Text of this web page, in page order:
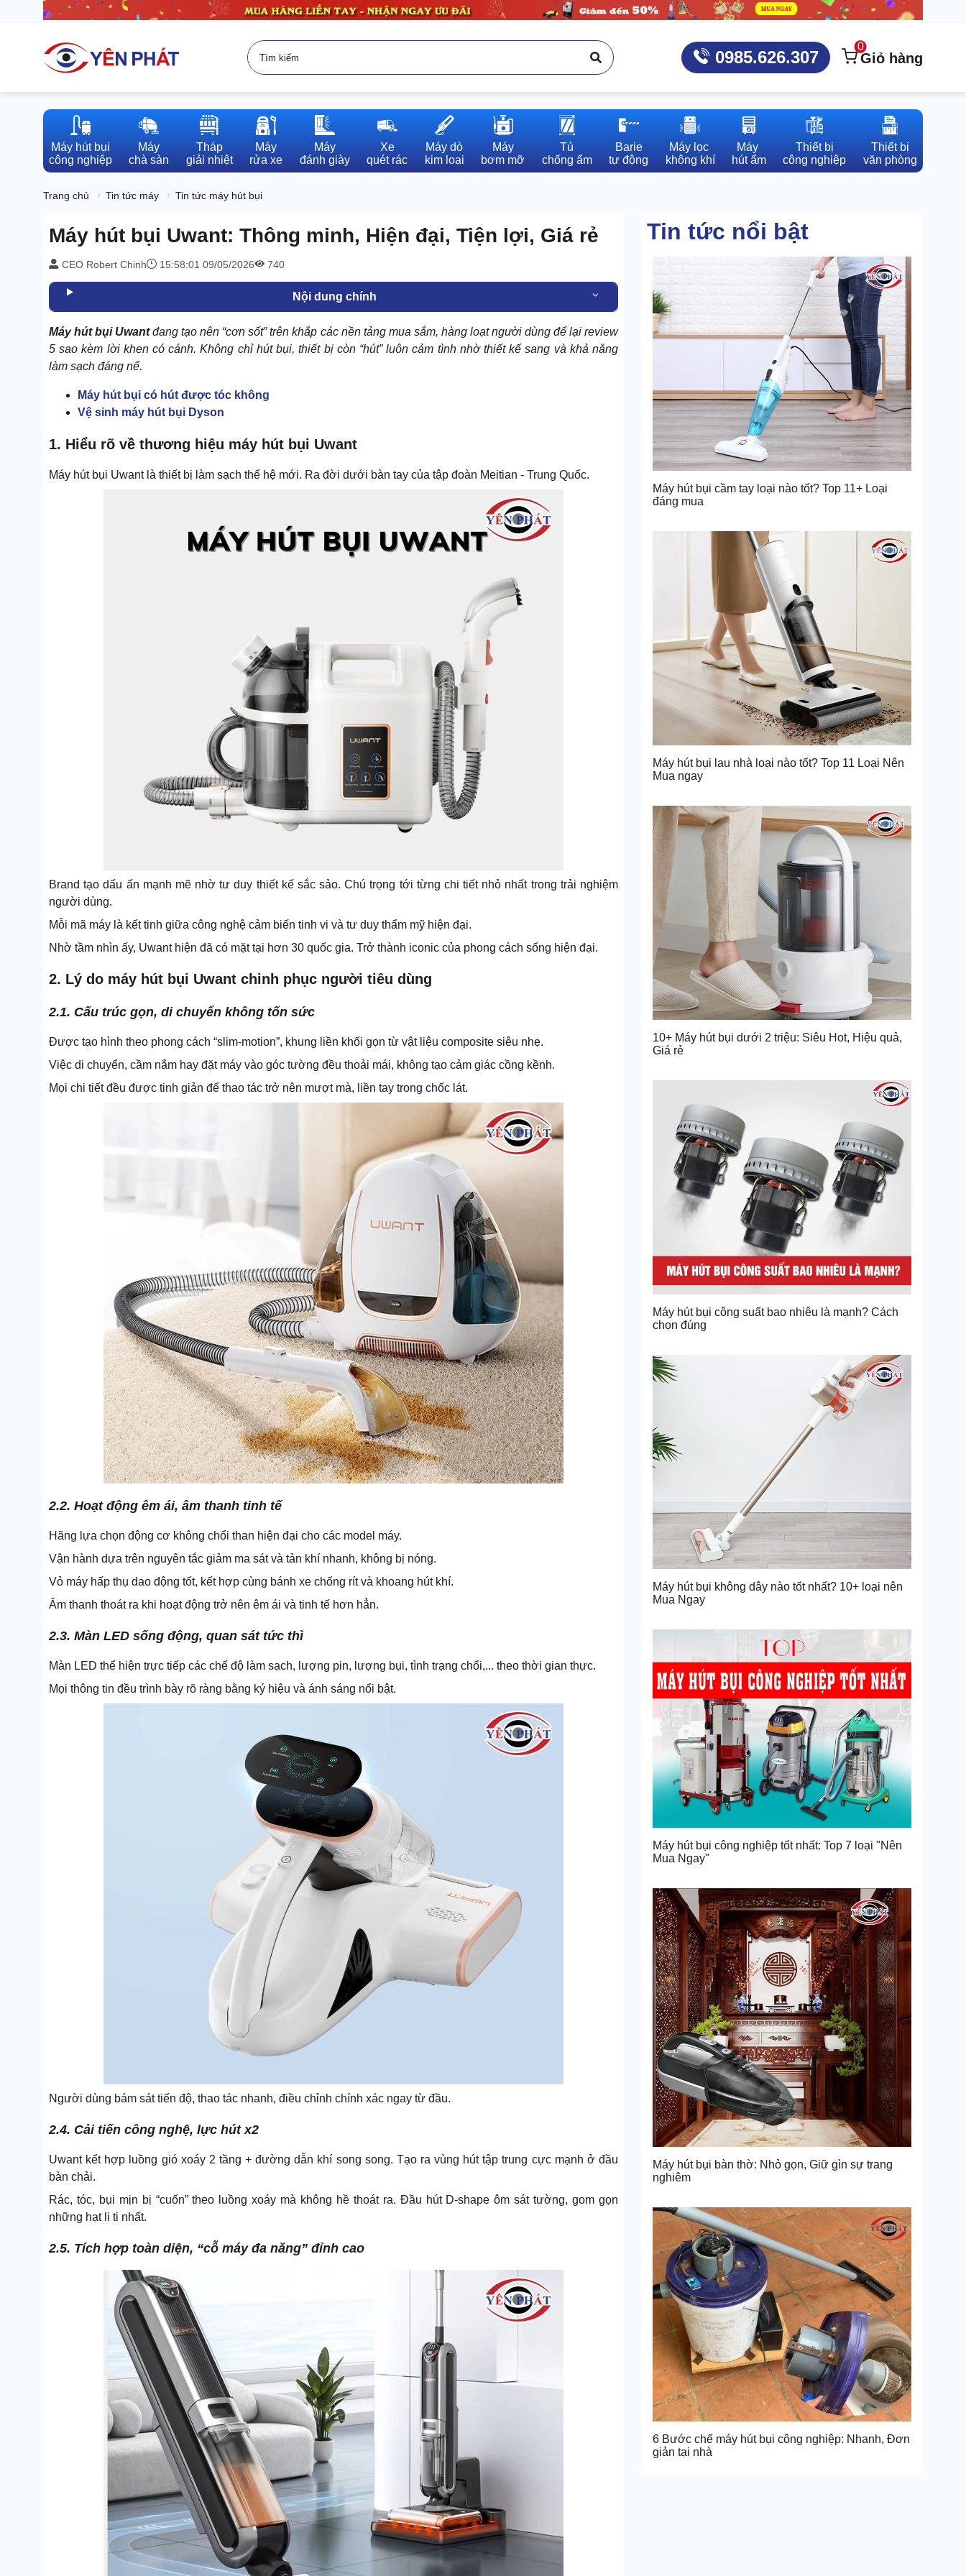
0985.626.307
0
Giỏ hàng
Máy hút bụi
công nghiệp
Máy
chà sàn
Tháp
giải nhiệt
Máy
rửa xe
Máy
đánh giày
Xe
quét rác
Máy dò
kim loại
Máy
bơm mỡ
Tủ
chống ẩm
Barie
tự động
Máy lọc
không khí
Máy
hút ẩm
Thiết bị
công nghiệp
Thiết bị
văn phòng
Trang chủ Tin tức máy Tin tức máy hút bụi
Máy hút bụi Uwant: Thông minh, Hiện đại, Tiện lợi, Giá rẻ
CEO Robert Chinh 15:58:01 09/05/2026 740
Nội dung chính
Máy hút bụi Uwantđang tạo nên “cơn sốt” trên khắp các nền tảng mua sắm, hàng loạt người dùng để lại review
5 sao kèm lời khen có cánh. Không chỉ hút bụi, thiết bị còn “hút” luôn cảm tình nhờ thiết kế sang và khả năng
làm sạch đáng nể.
Máy hút bụi có hút được tóc không
Vệ sinh máy hút bụi Dyson
1. Hiểu rõ về thương hiệu máy hút bụi Uwant
Máy hút bụi Uwant là thiết bị làm sạch thế hệ mới. Ra đời dưới bàn tay của tập đoàn Meitian - Trung Quốc.
Brand tạo dấu ấn mạnh mẽ nhờ tư duy thiết kế sắc sảo. Chú trọng tới từng chi tiết nhỏ nhất trong trải nghiệm
người dùng.
Mỗi mã máy là kết tinh giữa công nghệ cảm biến tinh vi và tư duy thẩm mỹ hiện đại.
Nhờ tầm nhìn ấy, Uwant hiện đã có mặt tại hơn 30 quốc gia. Trở thành iconic của phong cách sống hiện đại.
2. Lý do máy hút bụi Uwant chinh phục người tiêu dùng
2.1. Cấu trúc gọn, di chuyển không tốn sức
Được tạo hình theo phong cách “slim-motion”, khung liền khối gọn từ vật liệu composite siêu nhẹ.
Việc di chuyển, cầm nắm hay đặt máy vào góc tường đều thoải mái, không tạo cảm giác cồng kềnh.
Mọi chi tiết đều được tinh giản để thao tác trở nên mượt mà, liền tay trong chốc lát.
2.2. Hoạt động êm ái, âm thanh tinh tế
Hãng lựa chọn động cơ không chổi than hiện đại cho các model máy.
Vận hành dựa trên nguyên tắc giảm ma sát và tản khí nhanh, không bị nóng.
Vỏ máy hấp thụ dao động tốt, kết hợp cùng bánh xe chống rít và khoang hút khí.
Âm thanh thoát ra khi hoạt động trở nên êm ái và tinh tế hơn hẳn.
2.3. Màn LED sống động, quan sát tức thì
Màn LED thể hiện trực tiếp các chế độ làm sạch, lượng pin, lượng bụi, tình trạng chổi,... theo thời gian thực.
Mọi thông tin đều trình bày rõ ràng bằng ký hiệu và ánh sáng nổi bật.
Người dùng bám sát tiến độ, thao tác nhanh, điều chỉnh chính xác ngay từ đầu.
2.4. Cải tiến công nghệ, lực hút x2
Uwant kết hợp luồng gió xoáy 2 tầng + đường dẫn khí song song. Tạo ra vùng hút tập trung cực mạnh ở đầu
bàn chải.
Rác, tóc, bụi mịn bị “cuốn” theo luồng xoáy mà không hề thoát ra. Đầu hút D-shape ôm sát tường, gom gọn
những hạt li ti nhất.
2.5. Tích hợp toàn diện, “cỗ máy đa năng” đỉnh cao
Tin tức nổi bật
Máy hút bụi cầm tay loại nào tốt? Top 11+ Loại
đáng mua
Máy hút bụi lau nhà loại nào tốt? Top 11 Loại Nên
Mua ngay
10+ Máy hút bụi dưới 2 triệu: Siêu Hot, Hiệu quả,
Giá rẻ
Máy hút bụi công suất bao nhiêu là mạnh? Cách
chọn đúng
Máy hút bụi không dây nào tốt nhất? 10+ loại nên
Mua Ngay
Máy hút bụi công nghiệp tốt nhất: Top 7 loại "Nên
Mua Ngay"
Máy hút bụi bàn thờ: Nhỏ gọn, Giữ gìn sự trang
nghiêm
6 Bước chế máy hút bụi công nghiệp: Nhanh, Đơn
giản tại nhà